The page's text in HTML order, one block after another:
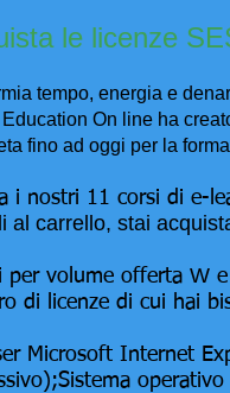
le licenze
tempo, energia e
On line ha
fino ad oggi per la
i nostri 11 corsi di e-
al carrello, stai
per volume offerta W
di licenze di cui hai
Microsoft Internet